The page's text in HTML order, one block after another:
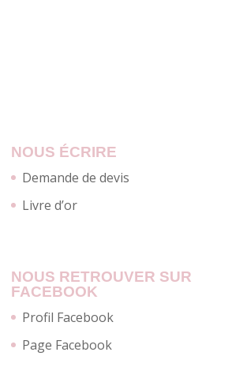
NOUS ÉCRIRE
Demande de devis
Livre d’or
NOUS RETROUVER SUR
FACEBOOK
Profil Facebook
Page Facebook